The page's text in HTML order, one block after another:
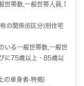
世帯数,一般世帯人員,1
の関係(6区分)別住宅
いる一般世帯数,一般世
に75歳以上・85歳以
の単身者-特掲)